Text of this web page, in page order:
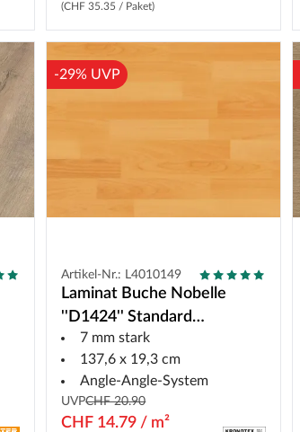
(CHF 35.35 / Paket)
-29% UVP
Artikel-Nr.: L4010149
Laminat Buche Nobelle
''D1424'' Standard
Schiffsboden
7 mm stark
137,6 x 19,3 cm
Angle-Angle-System
UVPCHF 20.90
CHF 14.79 / m²